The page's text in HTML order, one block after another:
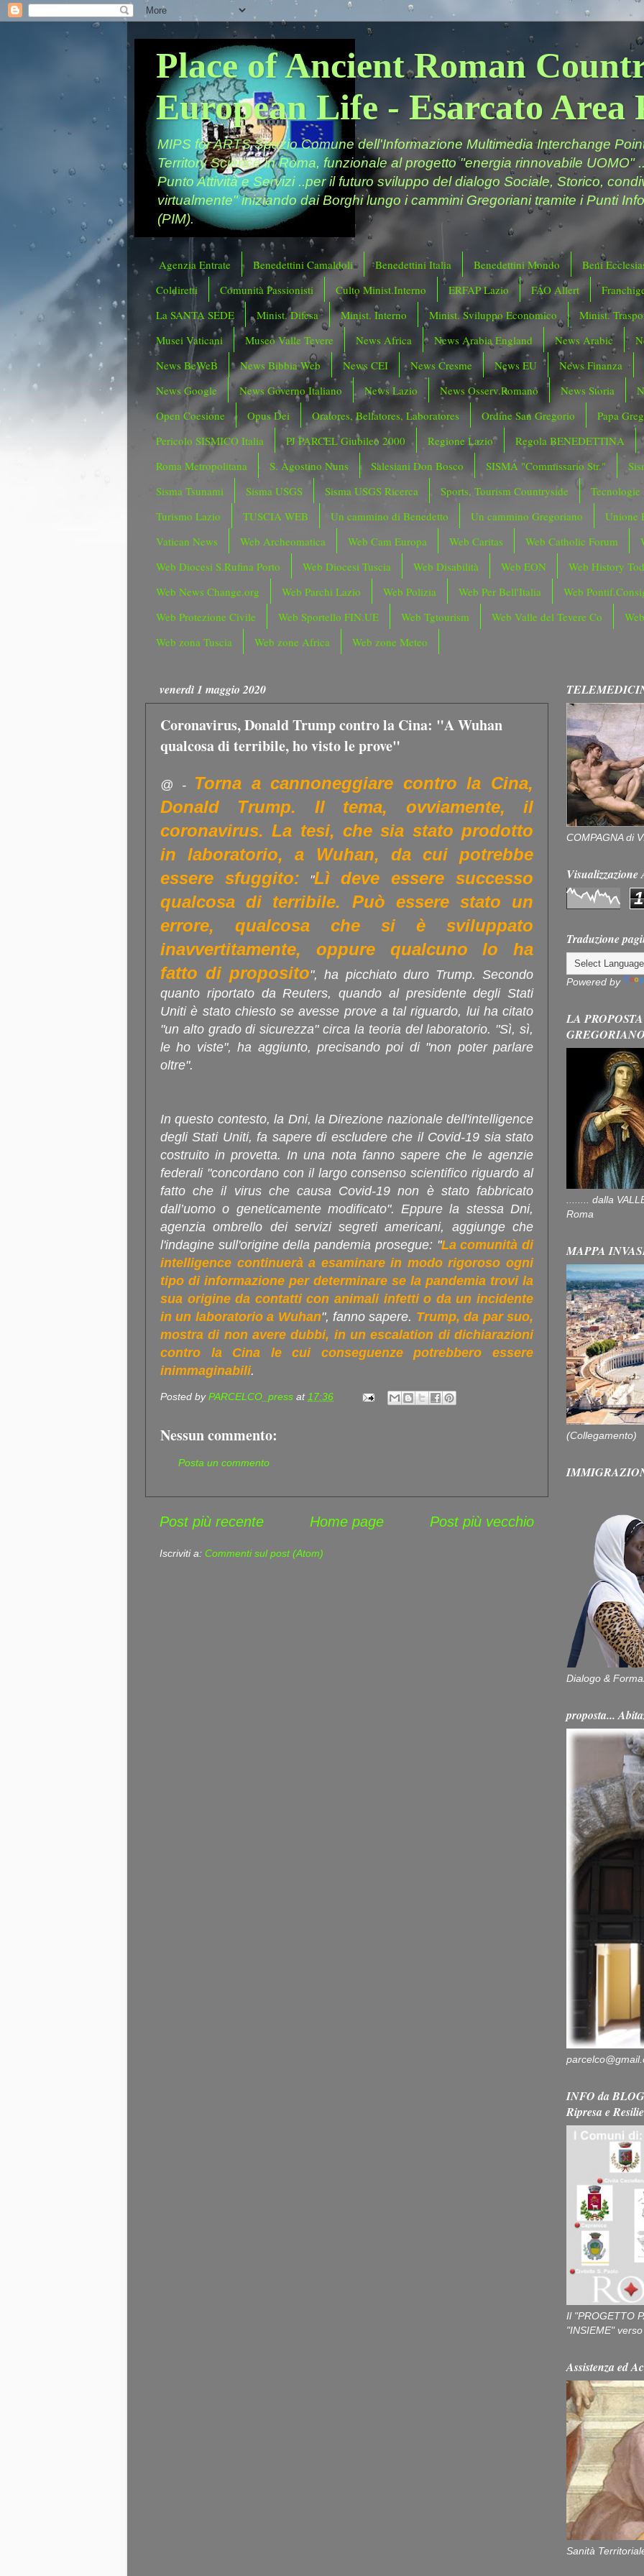
Place of Ancient Roman
European Life - Esarcato Area
MIPS for ARTS Spazio Comune dell'Informazione Multimedia Interchange
Territory Science in Roma, funzionale al progetto "energia rinnovabile UOMO"
Punto Attività e Servizi ..per il futuro sviluppo del dialogo Sociale, Storico,
virtualmente" iniziando dai Borghi lungo i cammini Gregoriani tramite i Punti
(PIM).
Agenzia Entrate Benedettini Camaldoli Benedettini Italia Benedettini Mondo
Beni
Coldiretti
Comunità Passionisti Culto Minist.Interno ERFAP Lazio FAO Allert
La SANTA SEDE
Minist. Difesa Minist. Interno Minist. Sviluppo Economico
Minist.
Musei Vaticani
Museo Valle Tevere News Africa News Arabia England News Arabic
News BeWeB
News Bibbia Web News CEI News Cresme News EU
News Finanza
News Google
News Governo Italiano News Lazio News Osserv.Romano News Storia
Open Coesione
Opus Dei Oratores, Bellatores, Laboratores Ordine San Gregorio
Papa
Pericolo SISMICO Italia
PJ PARCEL Giubileo 2000 Regione Lazio
Regola BENEDETTINA
Roma Metropolitana
S. Agostino Nuns Salesiani Don Bosco SISMA "Commissario Str."
Sisma Tsunami
Sisma USGS Sisma USGS Ricerca Sports, Tourism Countryside
Tecnologie
Turismo Lazio
TUSCIA WEB Un cammino di Benedetto Un cammino Gregoriano
Unione
Vatican News
Web Archeomatica Web Cam Europa Web Caritas Web Catholic Forum
Web Diocesi S.Rufina Porto
Web Diocesi Tuscia Web Disabilità Web EON
Web History
Web News Change.org
Web Parchi Lazio Web Polizia Web Per Bell'Italia
Web
Web Protezione Civile
Web Sportello FIN.UE Web Tgtourism Web Valle del Tevere Co
Web zona Tuscia
Web zone Africa Web zone Meteo
venerdì 1 maggio 2020
Coronavirus, Donald Trump contro la Cina: "A Wuhan
qualcosa di terribile, ho visto le prove"
@ - Torna a cannoneggiare contro la Cina,
Donald Trump. Il tema, ovviamente, il
coronavirus. La tesi, che sia stato prodotto
in laboratorio, a Wuhan, da cui potrebbe
essere sfuggito: "Lì deve essere successo
qualcosa di terribile. Può essere stato un
errore, qualcosa che si è sviluppato
inavvertitamente, oppure qualcuno lo ha
fatto di proposito", ha picchiato duro Trump. Secondo
quanto riportato da Reuters, quando al presidente degli Stati
Uniti è stato chiesto se avesse prove a tal riguardo, lui ha citato
"un alto grado di sicurezza" circa la teoria del laboratorio. "Sì, sì,
le ho viste", ha aggiunto, precisando poi di "non poter parlare
oltre".
In questo contesto, la Dni, la Direzione nazionale dell'intelligence
degli Stati Uniti, fa sapere di escludere che il Covid-19 sia stato
costruito in provetta. In una nota fanno sapere che le agenzie
federali "concordano con il largo consenso scientifico riguardo al
fatto che il virus che causa Covid-19 non è stato fabbricato
dall’uomo o geneticamente modificato". Eppure la stessa Dni,
agenzia ombrello dei servizi segreti americani, aggiunge che
l'indagine sull'origine della pandemia prosegue: "La comunità di
intelligence continuerà a esaminare in modo rigoroso ogni
tipo di informazione per determinare se la pandemia trovi la
sua origine da contatti con animali infetti o da un incidente
in un laboratorio a Wuhan", fanno sapere. Trump, da par suo,
mostra di non avere dubbi, in un escalation di dichiarazioni
contro la Cina le cui conseguenze potrebbero essere
inimmaginabili.
Posted byPARCELCO_press at17:36
Nessun commento:
Posta un commento
Post più recente Post più vecchio
Home page
Iscriviti a: Commenti sul post (Atom)
COMPAGNA di
1
Traduzione
Powered by
LA
........ dalla
Roma
MAPPA
(Collegamento)
Dialogo &
proposta...
INFO da
Ripresa e
Il "PROGETTO
"INSIEME"
Assistenza ed
Sanità